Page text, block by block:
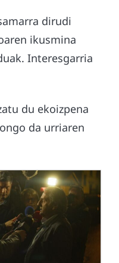
dirudi
ikusmina
Interesgarria
du ekoizpena
da urriaren